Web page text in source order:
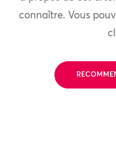
connaître. Vous